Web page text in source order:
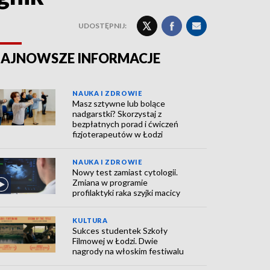
UDOSTĘPNIJ:
INFORMACJE
NAUKA I ZDROWIE
Masz sztywne lub bolące
nadgarstki? Skorzystaj z
bezpłatnych porad i ćwiczeń
fizjoterapeutów w Łodzi
NAUKA I ZDROWIE
Nowy test zamiast cytologii.
Zmiana w programie
profilaktyki raka szyjki macicy
KULTURA
Sukces studentek Szkoły
Filmowej w Łodzi. Dwie
nagrody na włoskim festiwalu